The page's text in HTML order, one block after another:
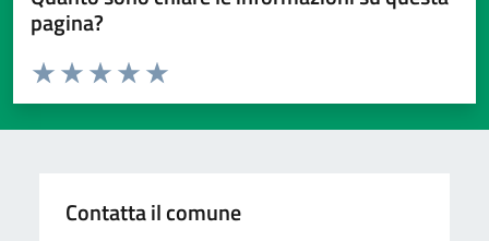
pagina?
Valuta da 1 a 5 stelle la pagina
Valuta 5 stelle su 5
Valuta 4 stelle su 5
Valuta 3 stelle su 5
Valuta 2 stelle su 5
Valuta 1 stelle su 5
Contatta il comune